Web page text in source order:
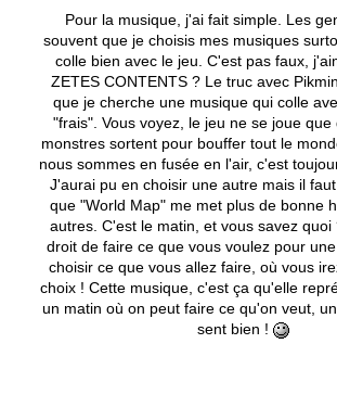
Pour la musique, j'ai fait simple. Les
souvent que je choisis mes musiques
colle bien avec le jeu. C'est pas faux,
ZETES CONTENTS ? Le truc avec
que je cherche une musique qui colle
"frais". Vous voyez, le jeu ne se joue que
monstres sortent pour bouffer tout le
nous sommes en fusée en l'air, c'est
J'aurai pu en choisir une autre mais il
que "World Map" me met plus de bonne
autres. C'est le matin, et vous savez quoi
droit de faire ce que vous voulez pour
choisir ce que vous allez faire, où vous
choix ! Cette musique, c'est ça qu'elle
un matin où on peut faire ce qu'on veut,
sent bien !